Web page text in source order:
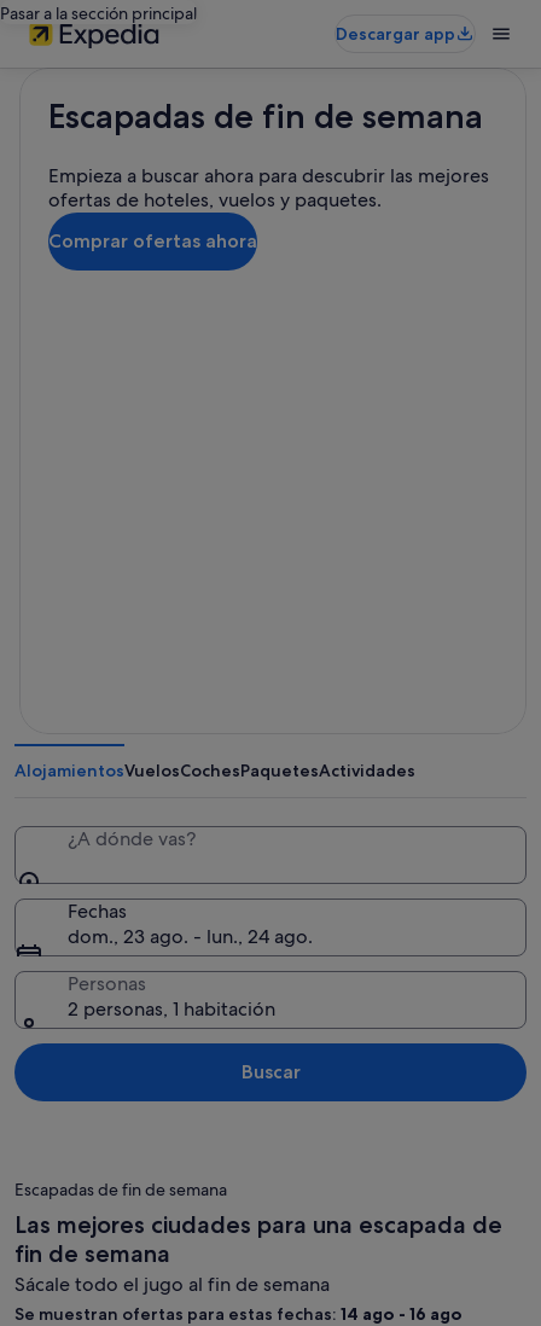
Pasar a la sección principal
Descargar app
Escapadas de fin de semana
Empieza a buscar ahora para descubrir las mejores
ofertas de hoteles, vuelos y paquetes.
Comprar ofertas ahora
AlojamientosVuelosCochesPaquetesActividades
¿A dónde vas?
Fechas
dom., 23 ago. - lun., 24 ago.
Personas
2 personas, 1 habitación
Buscar
Escapadas de fin de semana
Las mejores ciudades para una escapada de
fin de semana
Sácale todo el jugo al fin de semana
Se muestran ofertas para estas fechas: 14 ago - 16 ago